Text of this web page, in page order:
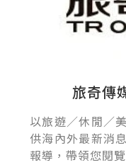
旅奇傳
以旅遊／休閒／
供海內外最新消
報導，帶領您閱